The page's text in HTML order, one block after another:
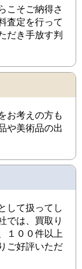
こそご納得さ
査定を行って
だき手放す判
お考えの方も
や美術品の出
して扱ってし
では、買取り
１００件以上
ご好評いただ